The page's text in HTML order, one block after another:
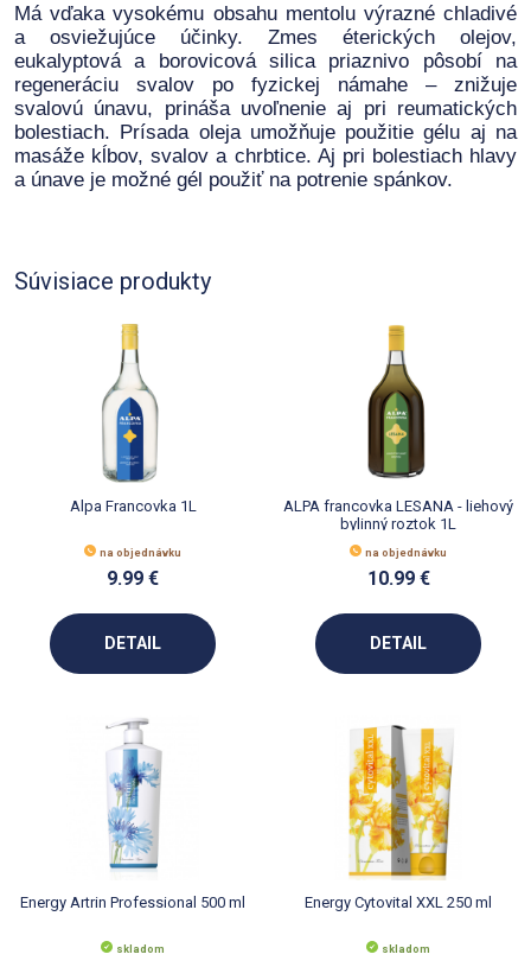
Má vďaka vysokému obsahu mentolu výrazné chladivé
a osviežujúce účinky. Zmes éterických olejov,
eukalyptová a borovicová silica priaznivo pôsobí na
regeneráciu svalov po fyzickej námahe – znižuje
svalovú únavu, prináša uvoľnenie aj pri reumatických
bolestiach. Prísada oleja umožňuje použitie gélu aj na
masáže kĺbov, svalov a chrbtice. Aj pri bolestiach hlavy
a únave je možné gél použiť na potrenie spánkov.
Súvisiace produkty
Alpa Francovka 1L
na objednávku
9.99 €
DETAIL
ALPA francovka LESANA - liehový
bylinný roztok 1L
na objednávku
10.99 €
DETAIL
Energy Artrin Professional 500 ml
skladom
Energy Cytovital XXL 250 ml
skladom